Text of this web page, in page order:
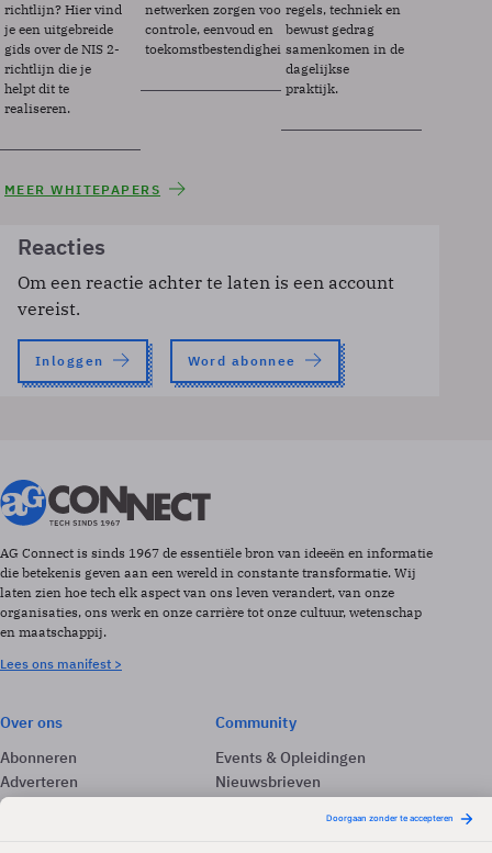
richtlijn? Hier vind
je een uitgebreide
gids over de NIS 2-
richtlijn die je
helpt dit te
realiseren.
netwerken zorgen voor
controle, eenvoud en
toekomstbestendigheid.
regels, techniek en
bewust gedrag
samenkomen in de
dagelijkse
praktijk.
MEER WHITEPAPERS
Reacties
Om een reactie achter te laten is een account
vereist.
Inloggen Word abonnee
AG Connect is sinds 1967 de essentiële bron van ideeën en informatie
die betekenis geven aan een wereld in constante transformatie. Wij
laten zien hoe tech elk aspect van ons leven verandert, van onze
organisaties, ons werk en onze carrière tot onze cultuur, wetenschap
en maatschappij.
Lees ons manifest >
Over ons
Abonneren
Adverteren
Contact
Community
Events & Opleidingen
Nieuwsbrieven